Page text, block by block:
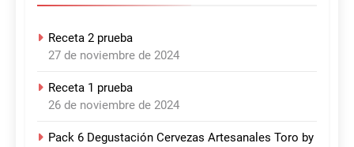
Receta 2 prueba
27 de noviembre de 2024
Receta 1 prueba
26 de noviembre de 2024
Pack 6 Degustación Cervezas Artesanales Toro by